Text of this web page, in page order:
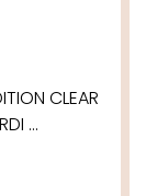
CLEAR
...